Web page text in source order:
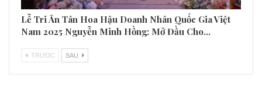
Lễ Tri Ân Tân Hoa Hậu Doanh Nhân Quốc Gia Việt
Nam 2025 Nguyễn Minh Hồng: Mở Đầu Cho…
TRƯƠC SAU